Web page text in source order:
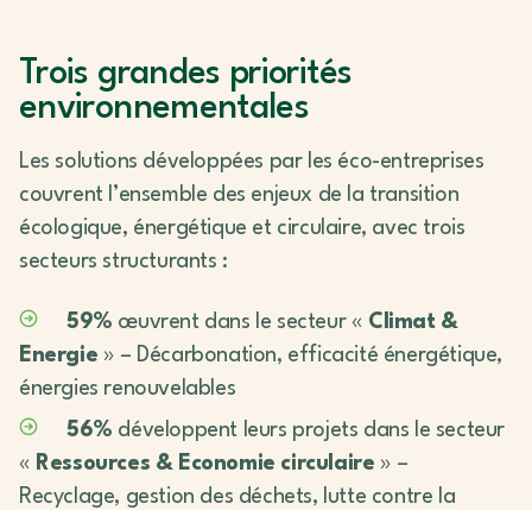
Trois grandes priorités
environnementales
Les solutions développées par les éco-entreprises
couvrent l’ensemble des enjeux de la transition
écologique, énergétique et circulaire, avec trois
secteurs structurants :
59% œuvrent dans le secteur « Climat &
Energie » – Décarbonation, efficacité énergétique,
énergies renouvelables
56% développent leurs projets dans le secteur
« Ressources & Economie circulaire » –
Recyclage, gestion des déchets, lutte contre la